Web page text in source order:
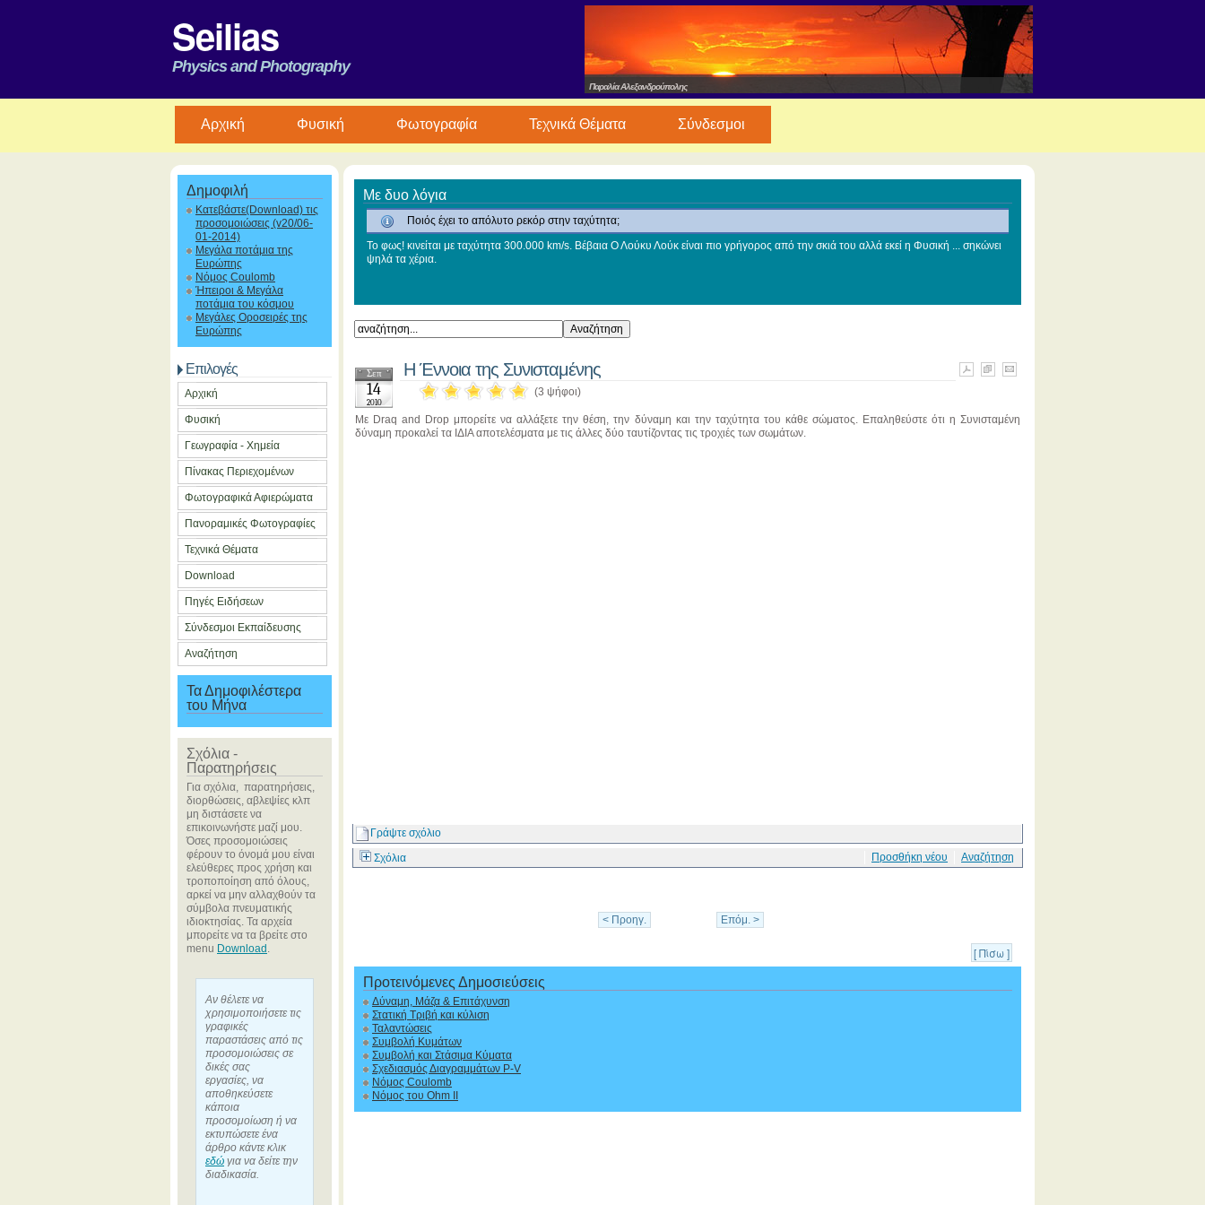
Παραλία Αλεξανδρούπολης
Seilias
Physics and Photography
Aρχική Φυσική Φωτογραφία Τεχνικά Θέματα Σύνδεσμοι
Δημοφιλή
Κατεβάστε(Download) τις
προσομοιώσεις (v20/06-
01-2014)
Μεγάλα ποτάμια της
Ευρώπης
Νόμος Coulomb
Ήπειροι & Μεγάλα
ποτάμια του κόσμου
Μεγάλες Οροσειρές της
Ευρώπης
Επιλογές
Αρχική
Φυσική
Γεωγραφία - Χημεία
Πίνακας Περιεχομένων
Φωτογραφικά Αφιερώματα
Πανοραμικές Φωτογραφίες
Τεχνικά Θέματα
Download
Πηγές Ειδήσεων
Σύνδεσμοι Εκπαίδευσης
Αναζήτηση
Τα Δημοφιλέστερα
του Μήνα
Σχόλια -
Παρατηρήσεις
Για σχόλια, παρατηρήσεις,
διορθώσεις, αβλεψίες κλπ
μη διστάσετε να
επικοινωνήστε μαζί μου.
Όσες προσομοιώσεις
φέρουν το όνομά μου είναι
ελεύθερες προς χρήση και
τροποποίηση από όλους,
αρκεί να μην αλλαχθούν τα
σύμβολα πνευματικής
ιδιοκτησίας. Τα αρχεία
μπορείτε να τα βρείτε στο
menu Download .
Αν θέλετε να
χρησιμοποιήσετε τις
γραφικές
παραστάσεις από τις
προσομοιώσεις σε
δικές σας
εργασίες, να
αποθηκεύσετε
κάποια
προσομοίωση ή να
εκτυπώσετε ένα
άρθρο κάντε κλικ
εδώ για να δείτε την
διαδικασία.
Με δυο λόγια
Ποιός έχει το απόλυτο ρεκόρ στην ταχύτητα;
Το φως! κινείται με ταχύτητα 300.000 km/s. Βέβαια Ο Λούκυ Λούκ είναι πιο γρήγορος από την σκιά του αλλά εκεί η Φυσική ... σηκώνει
ψηλά τα χέρια.
Σεπ
14
2010
Η Έννοια της Συνισταμένης
(3 ψήφοι)
Με Draq and Drop μπορείτε να αλλάξετε την θέση, την δύναμη και την ταχύτητα του κάθε σώματος. Επαληθεύστε ότι η Συνισταμένη
δύναμη προκαλεί τα ΙΔΙΑ αποτελέσματα με τις άλλες δύο ταυτίζοντας τις τροχιές των σωμάτων.
Γράψτε σχόλιο
Σχόλια
Προσθήκη νέου Αναζήτηση
< Προηγ. Επόμ. >
[ Πίσω ]
Προτεινόμενες Δημοσιεύσεις
Δύναμη, Μάζα & Επιτάχυνση
Στατική Τριβή και κύλιση
Ταλαντώσεις
Συμβολή Κυμάτων
Συμβολή και Στάσιμα Κύματα
Σχεδιασμός Διαγραμμάτων P-V
Νόμος Coulomb
Νόμος του Ohm II